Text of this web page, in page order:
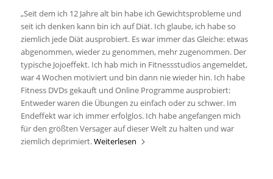
„Seit dem ich 12 Jahre alt bin habe ich Gewichtsprobleme und
seit ich denken kann bin ich auf Diät. Ich glaube, ich habe so
ziemlich jede Diät ausprobiert. Es war immer das Gleiche: etwas
abgenommen, wieder zu genommen, mehr zugenommen. Der
typische Jojoeffekt. Ich hab mich in Fitnessstudios angemeldet,
war 4 Wochen motiviert und bin dann nie wieder hin. Ich habe
Fitness DVDs gekauft und Online Programme ausprobiert:
Entweder waren die Übungen zu einfach oder zu schwer. Im
Endeffekt war ich immer erfolglos. Ich habe angefangen mich
für den größten Versager auf dieser Welt zu halten und war
ziemlich deprimiert.Weiterlesen